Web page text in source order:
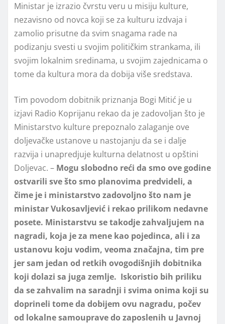
Ministar je izrazio čvrstu veru u misiju kulture,
nezavisno od novca koji se za kulturu izdvaja i
zamolio prisutne da svim snagama rade na
podizanju svesti u svojim političkim strankama, ili
svojim lokalnim sredinama, u svojim zajednicama o
tome da kultura mora da dobija više sredstava.
Tim povodom dobitnik priznanja Bogi Mitić je u
izjavi Radio Koprijanu rekao da je zadovoljan što je
Ministarstvo kulture prepoznalo zalaganje ove
doljevačke ustanove u nastojanju da se i dalje
razvija i unapredjuje kulturna delatnost u opštini
Doljevac. – Mogu slobodno reći da smo ove godine
ostvarili sve što smo planovima predvideli, a
čime je i ministarstvo zadovoljno što nam je
ministar Vukosavljević i rekao prilikom nedavne
posete. Ministarstvu se takodje zahvaljujem na
nagradi, koja je za mene kao pojedinca, ali i za
ustanovu koju vodim, veoma značajna, tim pre
jer sam jedan od retkih ovogodišnjih dobitnika
koji dolazi sa juga zemlje. Iskoristio bih priliku
da se zahvalim na saradnji i svima onima koji su
doprineli tome da dobijem ovu nagradu, počev
od lokalne samouprave do zaposlenih u Javnoj